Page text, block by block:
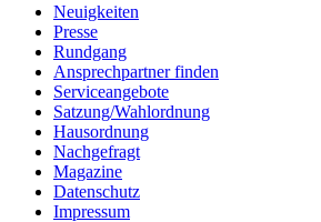
Neuigkeiten
Presse
Rundgang
Ansprechpartner finden
Serviceangebote
Satzung/Wahlordnung
Hausordnung
Nachgefragt
Magazine
Datenschutz
Impressum